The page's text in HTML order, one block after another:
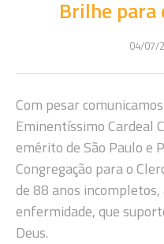
Brilhe para
04/07/
Com pesar
Eminentíssimo Cardeal
emérito de São Paulo e
Congregação para o
de 88 anos
enfermidade, que
Deus.